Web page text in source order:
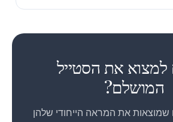
למצוא את הסטייל
המושלם?
את המראה הייחודי שלהן